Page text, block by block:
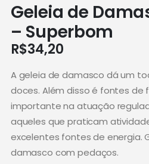
Geleia de
– Superbom
R$34,20
A geleia de damasco dá um
doces. Além disso é fontes de
importante na atuação
aqueles que praticam
excelentes fontes de energia.
damasco com pedaços.